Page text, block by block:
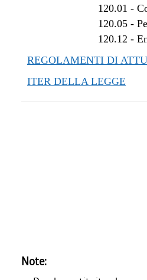
120.01 -
120.05 -
120.12 -
REGOLAMENTI DI
ITER DELLA LEGGE
Note: